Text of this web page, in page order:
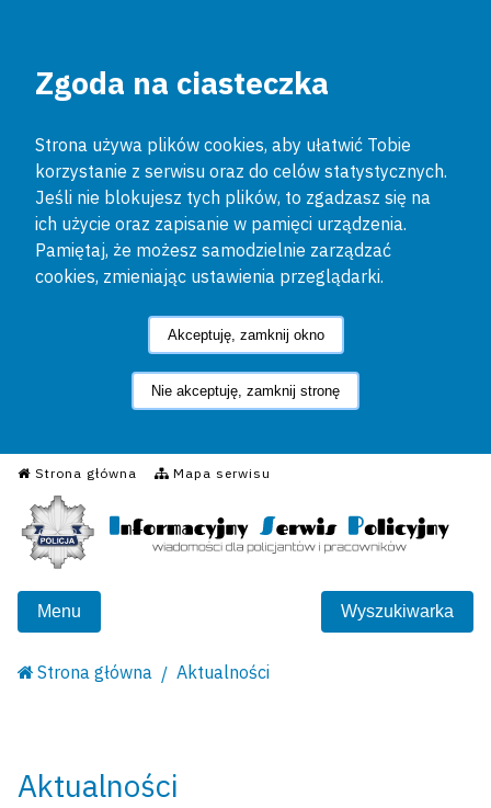
Zgoda na ciasteczka
Strona używa plików cookies, aby ułatwić Tobie
korzystanie z serwisu oraz do celów statystycznych.
Jeśli nie blokujesz tych plików, to zgadzasz się na
ich użycie oraz zapisanie w pamięci urządzenia.
Pamiętaj, że możesz samodzielnie zarządzać
cookies, zmieniając ustawienia przeglądarki.
Akceptuję, zamknij okno
Nie akceptuję, zamknij stronę
Strona główna Mapa serwisu
Informacyjny Serwis
Menu Wyszukiwarka
Strona główna Aktualności
Aktualności